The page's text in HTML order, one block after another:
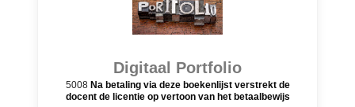
Digitaal Portfolio
5008 Na betaling via deze boekenlijst verstrekt de
docent de licentie op vertoon van het betaalbewijs